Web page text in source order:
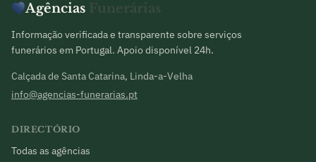
Agências Funerárias
Informação verificada e transparente sobre serviços
funerários em Portugal. Apoio disponível 24h.
Calçada de Santa Catarina, Linda-a-Velha
info@agencias-funerarias.pt
DIRECTÓRIO
Todas as agências